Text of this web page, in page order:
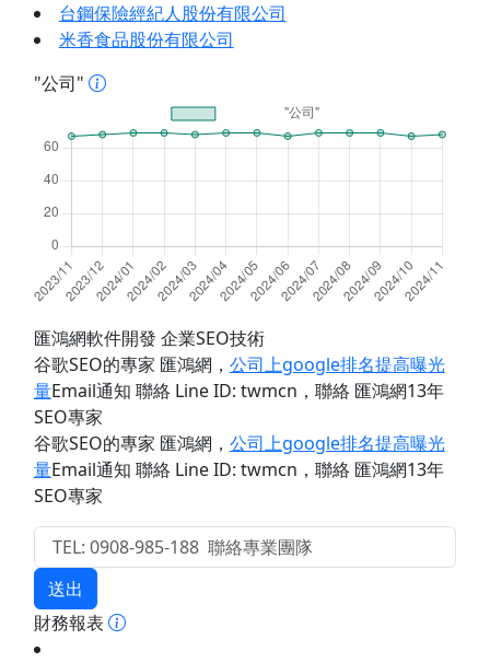
台鋼保險經紀人股份有限公司
米香食品股份有限公司
"公司"
匯鴻網軟件開發 企業SEO技術
谷歌SEO的專家 匯鴻網 ， 公司上google排名提高曝光
量Email通知 聯絡 Line ID: twmcn ，聯絡 匯鴻網13年
SEO專家
谷歌SEO的專家 匯鴻網 ， 公司上google排名提高曝光
量Email通知 聯絡 Line ID: twmcn ，聯絡 匯鴻網13年
SEO專家
送出
財務報表